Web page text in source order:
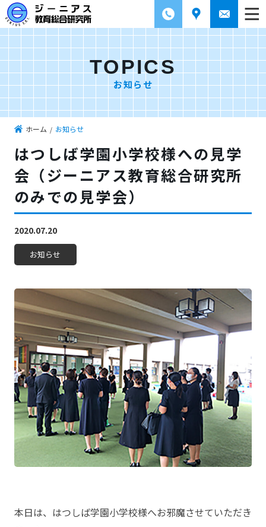
TOPICS
お知らせ
ホーム お知らせ
はつしば学園小学校様への見学
会（ジーニアス教育総合研究所
のみでの見学会）
2020.07.20
お知らせ
本日は、はつしば学園小学校様へお邪魔させていただき